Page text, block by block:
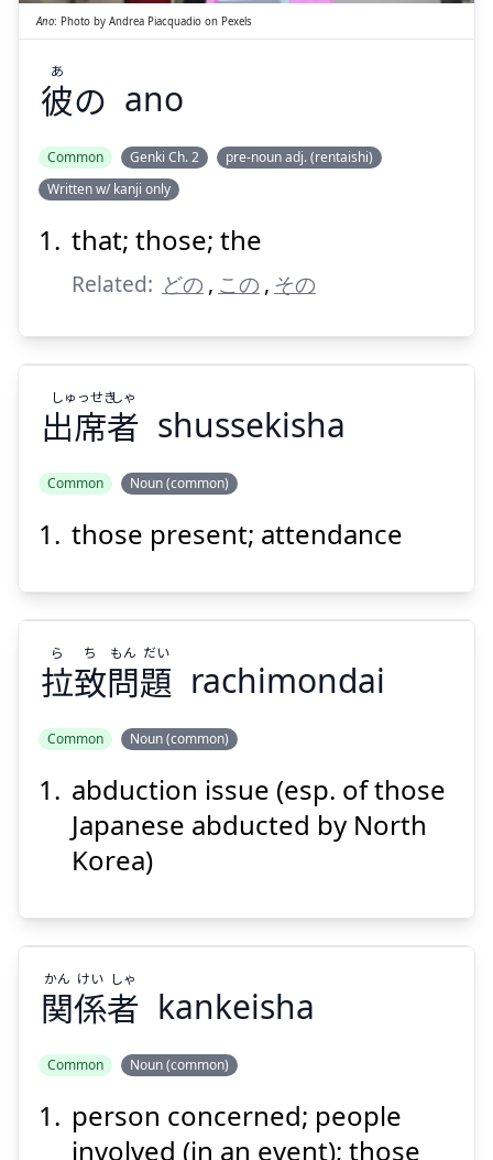
Ano: Photo by Andrea Piacquadio on Pexels
彼の
あ
ano
Common Genki Ch. 2
pre-noun adj. (rentaishi)
Written w/ kanji only
that; those; the
Related: どの , この , その
し
ゅっせき
しゃ
Suspend
出席者
しゅっせきしゃ
shussekisha
Common Noun (common)
those present; attendance
拉
致
問
題
ら
ち
もん
だい
Show answer
Suspend
拉致問題
ら ち もん だい
rachimondai
Common Noun (common)
abduction issue (esp. of those
Japanese abducted by North
Korea)
関
係
者
かん
けい
しゃ
関係者
かん けい しゃ
kankeisha
Common Noun (common)
person concerned; people
involved (in an event); those